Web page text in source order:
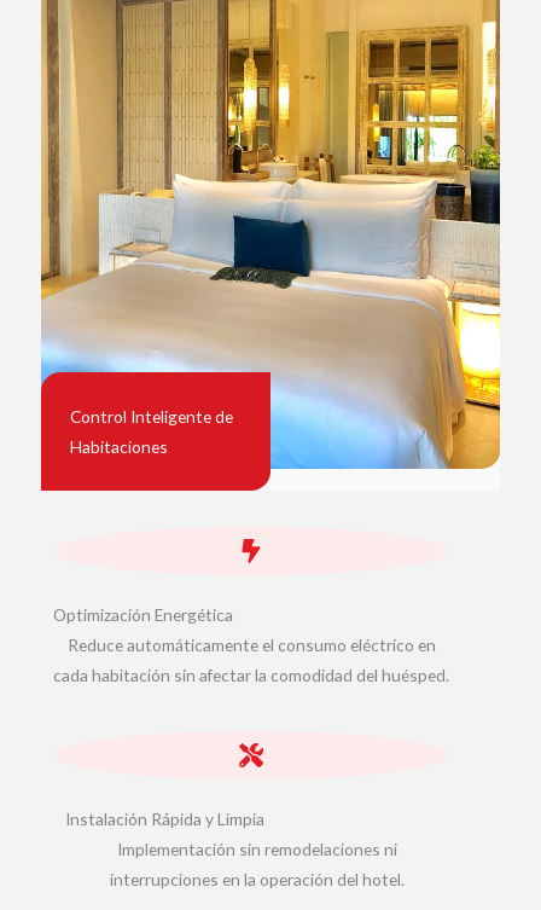
Control Inteligente de
Habitaciones
Optimización Energética
Reduce automáticamente el consumo eléctrico en
cada habitación sin afectar la comodidad del huésped.
Instalación Rápida y Limpia
Implementación sin remodelaciones ni
interrupciones en la operación del hotel.